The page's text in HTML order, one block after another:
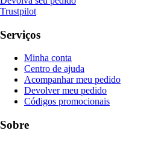
Trustpilot
Serviços
Minha conta
Centro de ajuda
Acompanhar meu pedido
Devolver meu pedido
Códigos promocionais
Sobre